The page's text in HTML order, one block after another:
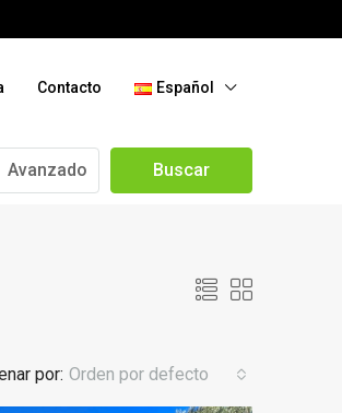
Contacto Español
Avanzado Buscar
por: Orden por defecto